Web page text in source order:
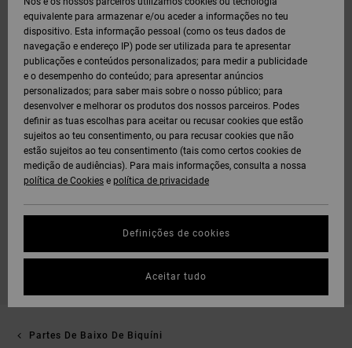
Partes De Baixo De Biquíni
equivalente para armazenar e/ou aceder a informações no teu
dispositivo. Esta informação pessoal (como os teus dados de
navegação e endereço IP) pode ser utilizada para te apresentar
publicações e conteúdos personalizados; para medir a publicidade
e o desempenho do conteúdo; para apresentar anúncios
personalizados; para saber mais sobre o nosso público; para
desenvolver e melhorar os produtos dos nossos parceiros. Podes
definir as tuas escolhas para aceitar ou recusar cookies que estão
sujeitos ao teu consentimento, ou para recusar cookies que não
estão sujeitos ao teu consentimento (tais como certos cookies de
medição de audiências). Para mais informações, consulta a nossa
política de Cookies e política de privacidade
Definições de cookies
Aceitar tudo